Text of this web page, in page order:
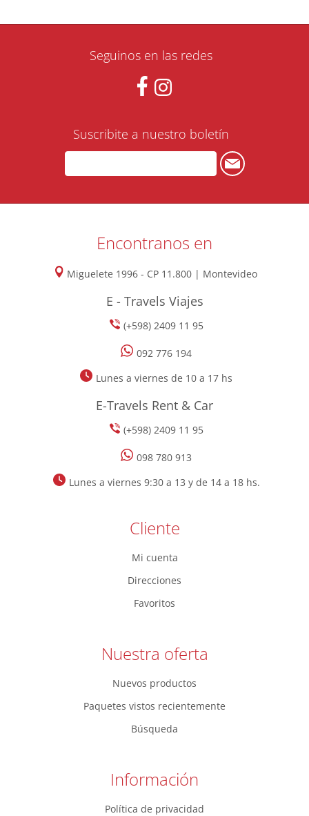
Seguinos en las redes
Suscribite a nuestro boletín
Encontranos en
Miguelete 1996 - CP 11.800 | Montevideo
E - Travels Viajes
(+598) 2409 11 95
092 776 194
Lunes a viernes de 10 a 17 hs
E-Travels Rent & Car
(+598) 2409 11 95
098 780 913
Lunes a viernes 9:30 a 13 y de 14 a 18 hs.
Cliente
Mi cuenta
Direcciones
Favoritos
Nuestra oferta
Nuevos productos
Paquetes vistos recientemente
Búsqueda
Información
Política de privacidad